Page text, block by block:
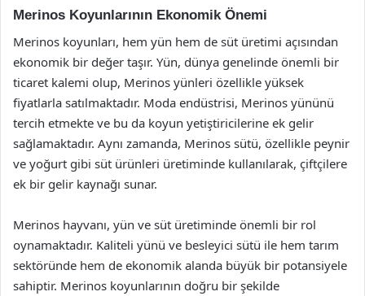
Merinos Koyunlarının Ekonomik Önemi
Merinos koyunları, hem yün hem de süt üretimi açısından
ekonomik bir değer taşır. Yün, dünya genelinde önemli bir
ticaret kalemi olup, Merinos yünleri özellikle yüksek
fiyatlarla satılmaktadır. Moda endüstrisi, Merinos yününü
tercih etmekte ve bu da koyun yetiştiricilerine ek gelir
sağlamaktadır. Aynı zamanda, Merinos sütü, özellikle peynir
ve yoğurt gibi süt ürünleri üretiminde kullanılarak, çiftçilere
ek bir gelir kaynağı sunar.
Merinos hayvanı, yün ve süt üretiminde önemli bir rol
oynamaktadır. Kaliteli yünü ve besleyici sütü ile hem tarım
sektöründe hem de ekonomik alanda büyük bir potansiyele
sahiptir. Merinos koyunlarının doğru bir şekilde